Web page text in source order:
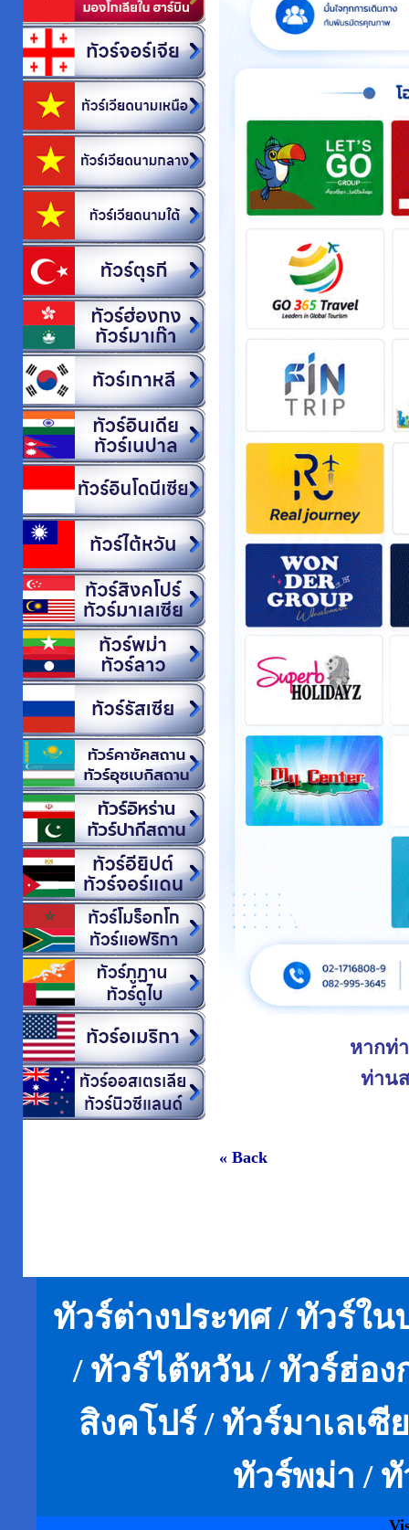
หากท่
ท่าน
« Back
ทัวร์ต่างประทศ / ทัวร์ใ
/ ทัวร์ไต้หวัน / ทัวร์ฮ่อง
สิงคโปร์ / ทัวร์มาเลเ
ทัวร์พม่า /